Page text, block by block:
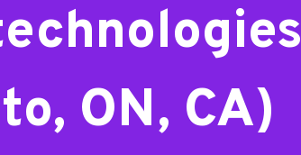
ON, CA)